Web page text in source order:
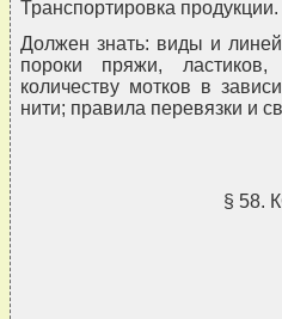
Транспортировка продукции.
Должен знать: виды и
пороки пряжи,
количеству мотков в
нити; правила перевязки и
§ 58.